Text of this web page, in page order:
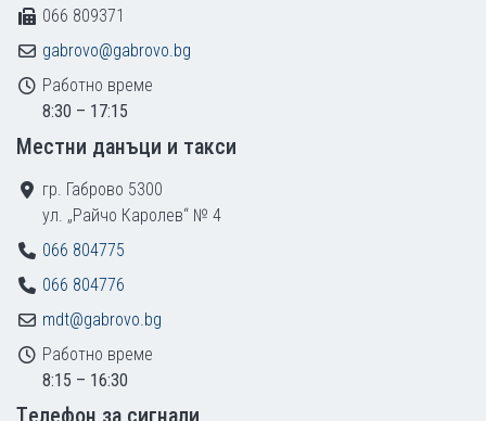
066 809371
gabrovo@gabrovo.bg
Работно време
8:30 – 17:15
Местни данъци и такси
гр. Габрово 5300
ул. „Райчо Каролев“ № 4
066 804775
066 804776
mdt@gabrovo.bg
Работно време
8:15 – 16:30
Tелефон за сигнали